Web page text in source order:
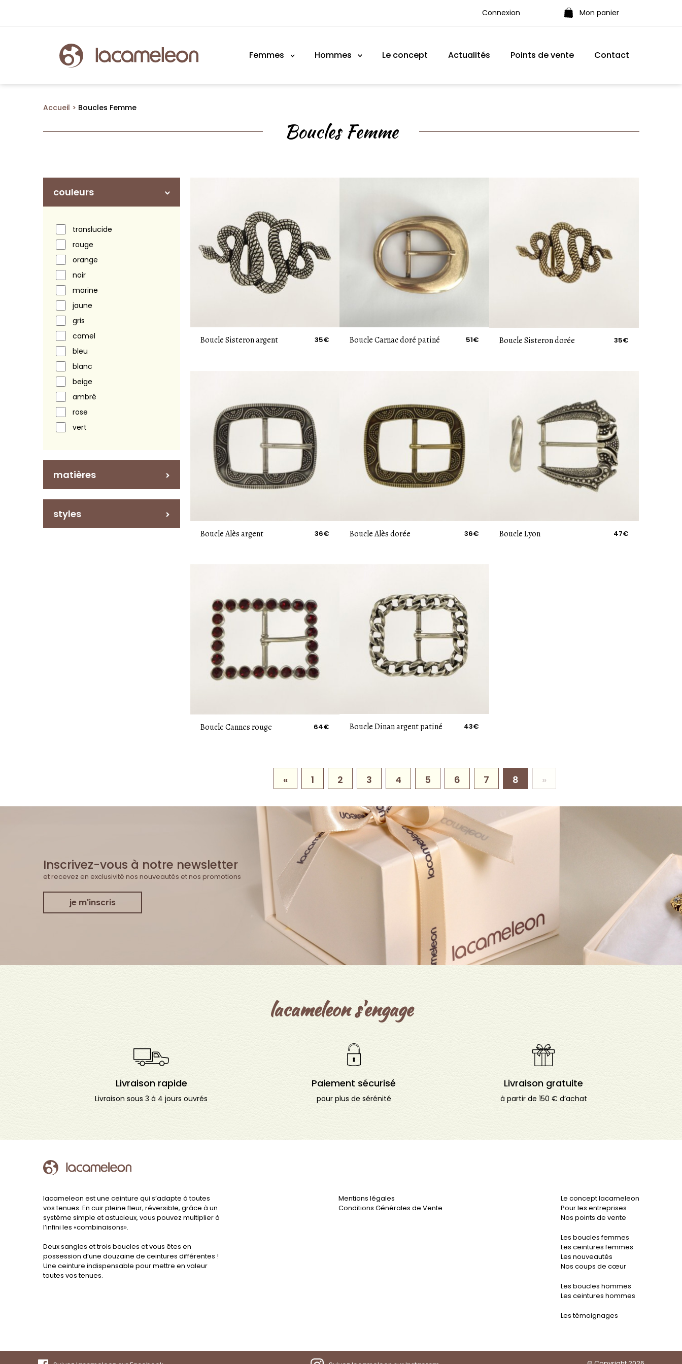
Connexion Mon panier
Femmes Hommes Le concept Actualités Points de vente Contact
Accueil Boucles Femme
Boucles Femme
couleurs
translucide
rouge
orange
noir
marine
jaune
gris
camel
bleu
blanc
beige
ambré
rose
vert
matières
styles
Boucle Sisteron argent 35€ Boucle Carnac doré patiné 51€ Boucle Sisteron dorée 35€
Boucle Alès argent 36€ Boucle Alès dorée 36€ Boucle Lyon 47€
Boucle Cannes rouge 64€ Boucle Dinan argent patiné 43€
« 1 2 3 4 5 6 7 8 »
Inscrivez-vous à notre newsletter
et recevez en exclusivité nos nouveautés et nos promotions
je m'inscris
lacameleon s'engage
Livraison rapide
Livraison sous 3 à 4 jours ouvrés
Paiement sécurisé
pour plus de sérénité
Livraison gratuite
à partir de 150 € d’achat
lacameleon est une ceinture qui s’adapte à toutes
vos tenues. En cuir pleine fleur, réversible, grâce à un
système simple et astucieux, vous pouvez multiplier à
l’infini les «combinaisons».
Deux sangles et trois boucles et vous êtes en
possession d’une douzaine de ceintures différentes !
Une ceinture indispensable pour mettre en valeur
toutes vos tenues.
Mentions légales
Conditions Générales de Vente
Le concept lacameleon
Pour les entreprises
Nos points de vente
Les boucles femmes
Les ceintures femmes
Les nouveautés
Nos coups de cœur
Les boucles hommes
Les ceintures hommes
Les témoignages